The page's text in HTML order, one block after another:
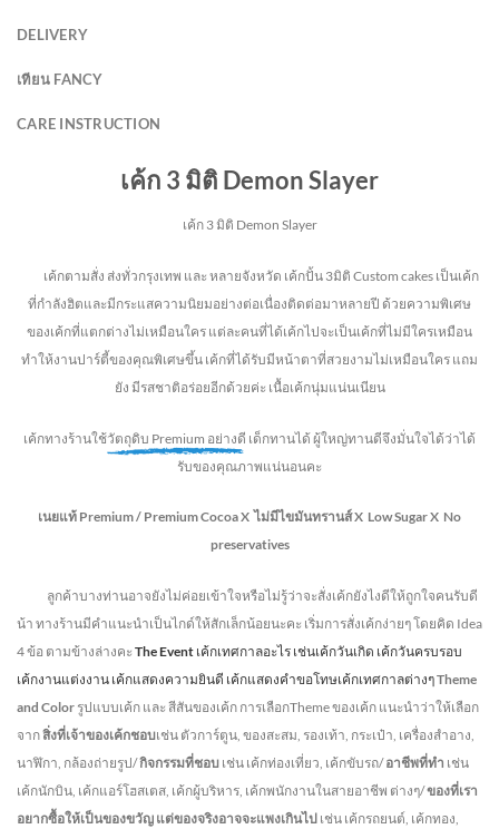
DELIVERY
เทียน FANCY
CARE INSTRUCTION
เค้ก 3 มิติ Demon Slayer
เค้ก 3 มิติ Demon Slayer
เค้กตามสั่ง ส่งทั่วกรุงเทพ และ หลายจังหวัด เค้กปั้น 3มิติ Custom cakes เป็นเค้ก
ที่กำลังฮิตและมีกระแสความนิยมอย่างต่อเนื่องติดต่อมาหลายปี ด้วยความพิเศษ
ของเค้กที่แตกต่างไม่เหมือนใคร แต่ละคนที่ได้เค้กไปจะเป็นเค้กที่ไม่มีใครเหมือน
ทำให้งานปาร์ตี้ของคุณพิเศษขึ้น เค้กที่ได้รับมีหน้าตาที่สวยงามไม่เหมือนใคร แถม
ยัง มีรสชาติอร่อยอีกด้วยค่ะ เนื้อเค้กนุ่มแน่นเนียน
เค้กทางร้านใช้วัตถุดิบ Premium อย่างดี เด็กทานได้ ผู้ใหญ่ทานดีจึงมั่นใจได้ว่าได้
รับของคุณภาพแน่นอนคะ
เนยแท้ Premium / Premium CocoaX ไม่มีไขมันทรานส์X Low SugarX No
preservatives
ลูกค้าบางท่านอาจยังไม่ค่อยเข้าใจหรือไม่รู้ว่าจะสั่งเค้กยังไงดีให้ถูกใจคนรับดี
น้า ทางร้านมีคำแนะนำเป็นไกด์ให้สักเล็กน้อยนะคะ เริ่มการสั่งเค้กง่ายๆ โดยคิด Idea
4 ข้อ ตามข้างล่างคะ The Event เค้กเทศกาลอะไร เช่นเค้กวันเกิด เค้กวันครบรอบ
เค้กงานแต่งงาน เค้กแสดงความยินดี เค้กแสดงคำขอโทษเค้กเทศกาลต่างๆTheme
and Color รูปแบบเค้ก และ สีสันของเค้ก การเลือกTheme ของเค้ก แนะนำว่าให้เลือก
จากสิ่งที่เจ้าของเค้กชอบเช่น ตัวการ์ตูน, ของสะสม, รองเท้า, กระเป๋า, เครื่องสำอาง,
นาฬิกา, กล้องถ่ายรูป/กิจกรรมที่ชอบ เช่น เค้กท่องเที่ยว, เค้กขับรถ/อาชีพที่ทำ เช่น
เค้กนักบิน, เค้กแอร์โฮสเตส, เค้กผู้บริหาร, เค้กพนักงานในสายอาชีพ ต่างๆ/ของที่เรา
อยากซื้อให้เป็นของขวัญ แต่ของจริงอาจจะแพงเกินไป เช่น เค้กรถยนต์, เค้กทอง,